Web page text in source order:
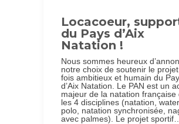
Locacoeur,
du Pays d’Aix
Natation !
Nous sommes heureux
notre choix de soutenir le
fois ambitieux et humain du
d’Aix Natation. Le PAN est un
majeur de la natation française
les 4 disciplines (natation, water
polo, natation synchronisée,
avec palmes). Le projet sportif…